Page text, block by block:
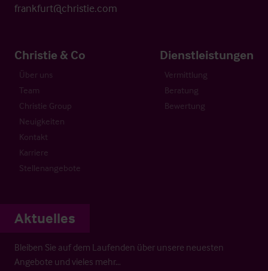
frankfurt@christie.com
Christie & Co
Über uns
Team
Christie Group
Neuigkeiten
Kontakt
Karriere
Stellenangebote
Dienstleistungen
Vermittlung
Beratung
Bewertung
Aktuelles
Bleiben Sie auf dem Laufenden über unsere neuesten
Angebote und vieles mehr…